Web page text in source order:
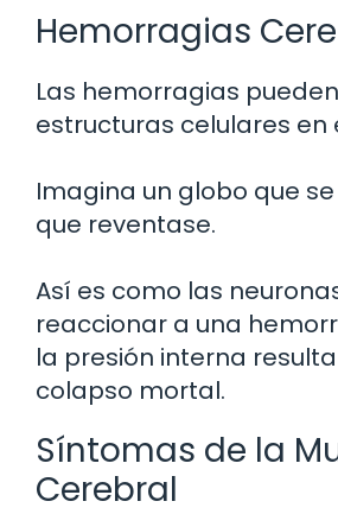
Hemorragias
Las hemorragias
estructuras celulares en
Imagina un globo que
que reventase.
Así es como las
reaccionar a una
la presión interna
colapso mortal.
Síntomas de la
Cerebral